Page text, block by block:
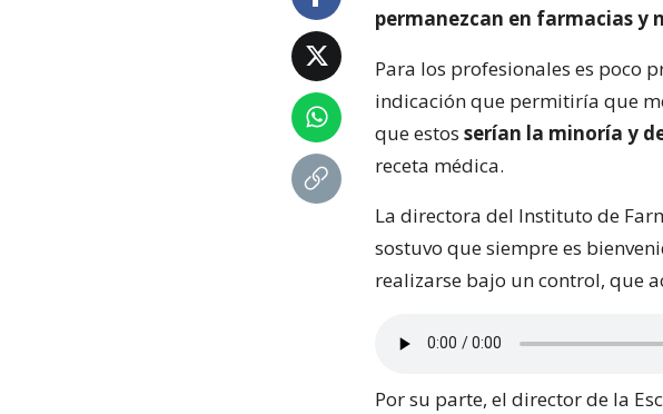
permanezcan en farmacias y
Para los profesionales es poco
indicación que permitiría que
que estos serían la minoría y
receta médica.
La directora del Instituto de
sostuvo que siempre es
realizarse bajo un control, que
Por su parte, el director de la